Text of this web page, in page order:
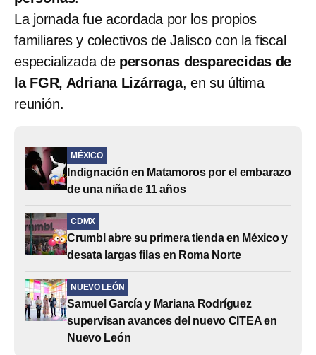
La jornada fue acordada por los propios
familiares y colectivos de Jalisco con la fiscal
especializada de personas desparecidas de
la FGR, Adriana Lizárraga, en su última
reunión.
MÉXICO
Indignación en Matamoros por el embarazo
de una niña de 11 años
CDMX
Crumbl abre su primera tienda en México y
desata largas filas en Roma Norte
NUEVO LEÓN
Samuel García y Mariana Rodríguez
supervisan avances del nuevo CITEA en
Nuevo León